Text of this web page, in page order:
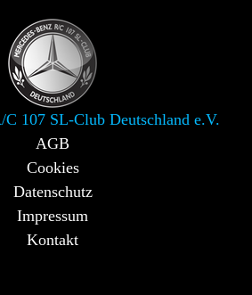
C 107 SL-Club Deutschland e.V.
AGB
Cookies
Datenschutz
Impressum
Kontakt